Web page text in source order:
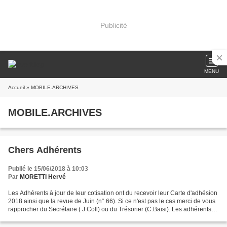
Publicité
MENU
Accueil » MOBILE.ARCHIVES
MOBILE.ARCHIVES
Chers Adhérents
Publié le 15/06/2018 à 10:03
Par MORETTI Hervé
Les Adhérents à jour de leur cotisation ont du recevoir leur Carte d'adhésion
2018 ainsi que la revue de Juin (n° 66). Si ce n'est pas le cas merci de vous
rapprocher du Secrétaire ( J.Coll) ou du Trésorier (C.Baisi). Les adhérents